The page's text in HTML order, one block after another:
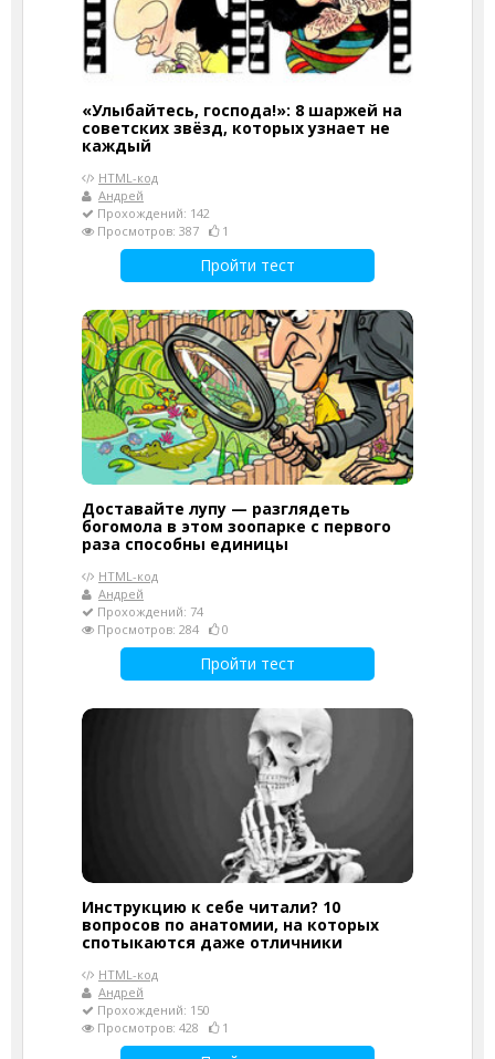
«Улыбайтесь, господа!»: 8 шаржей на
советских звёзд, которых узнает не
каждый
HTML-код
Андрей
Прохождений: 142
Просмотров: 387
1
Пройти тест
Доставайте лупу — разглядеть
богомола в этом зоопарке с первого
раза способны единицы
HTML-код
Андрей
Прохождений: 74
Просмотров: 284
0
Пройти тест
Инструкцию к себе читали? 10
вопросов по анатомии, на которых
спотыкаются даже отличники
HTML-код
Андрей
Прохождений: 150
Просмотров: 428
1